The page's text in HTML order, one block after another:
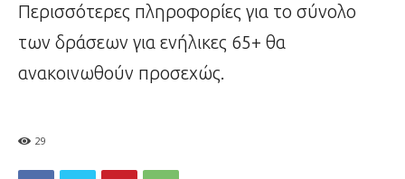
Περισσότερες πληροφορίες για το σύνολο
των δράσεων για ενήλικες 65+ θα
ανακοινωθούν προσεχώς.
29